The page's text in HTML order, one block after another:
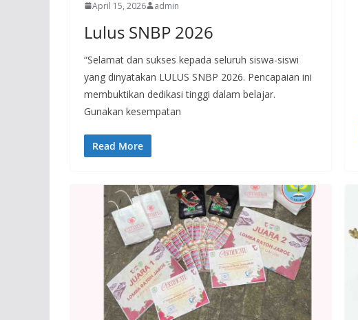
April 15, 2026 admin
Lulus SNBP 2026
“Selamat dan sukses kepada seluruh siswa-siswi
yang dinyatakan LULUS SNBP 2026. Pencapaian ini
membuktikan dedikasi tinggi dalam belajar.
Gunakan kesempatan
Read More